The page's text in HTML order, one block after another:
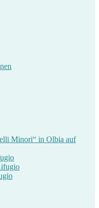
Minori“ in Olbia auf